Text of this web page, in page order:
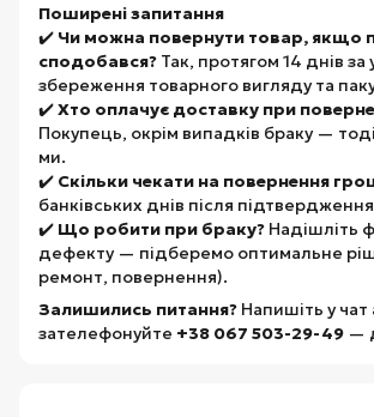
Поширені запитання
✔️ Чи можна повернути товар, якщо
сподобався? Так, протягом 14 днів за
збереження товарного вигляду та
✔️Хто оплачує доставку при
Покупець, окрім випадків браку —
ми.
✔️ Скільки чекати на повернення
банківських днів після
✔️ Що робити при браку? Надішліть
дефекту — підберемо оптимальне
ремонт, повернення).
Залишились питання? Напишіть у чат
зателефонуйте +38 067 503-29-49 —